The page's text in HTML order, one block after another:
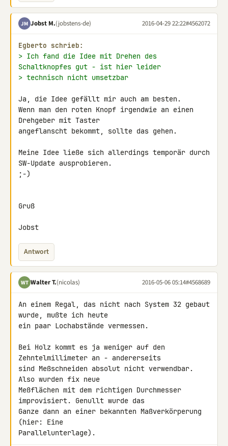
JM Jobst M.(jobstens-de) 2016-04-29 22:22#4562072
Egberto schrieb:
> Ich fand die Idee mit Drehen des
Schaltknopfes gut - ist hier leider
> technisch nicht umsetzbar
Ja, die Idee gefällt mir auch am besten.
Wenn man den roten Knopf irgendwie an einen
Drehgeber mit Taster
angeflanscht bekommt, sollte das gehen.
Meine Idee ließe sich allerdings temporär durch
SW-Update ausprobieren.
;-)
Gruß
Jobst
Antwort
WT Walter T.(nicolas) 2016-05-06 05:14#4568689
An einem Regal, das nicht nach System 32 gebaut
wurde, mußte ich heute
ein paar Lochabstände vermessen.
Bei Holz kommt es ja weniger auf den
Zehntelmillimeter an - andererseits
sind Meßschneiden absolut nicht verwendbar.
Also wurden fix neue
Meßflächen mit dem richtigen Durchmesser
improvisiert. Genullt wurde das
Ganze dann an einer bekannten Maßverkörperung
(hier: Eine
Parallelunterlage).